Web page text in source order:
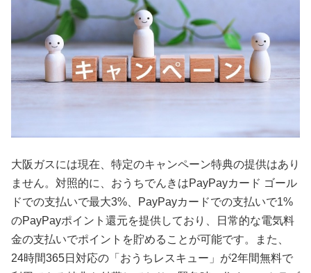
大阪ガスには現在、特定のキャンペーン特典の提供はあり
ません。対照的に、おうちでんきはPayPayカード ゴール
ドでの支払いで最大3%、PayPayカードでの支払いで1%
のPayPayポイント還元を提供しており、日常的な電気料
金の支払いでポイントを貯めることが可能です。また、
24時間365日対応の「おうちレスキュー」が2年間無料で